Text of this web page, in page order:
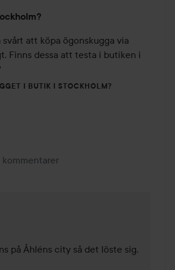
svårt att köpa ögonskugga via
Finns dessa att testa i butiken i
I BUTIK I STOCKHOLM?
kommentarer
lades 2 år
på Åhléns city så det löste sig.